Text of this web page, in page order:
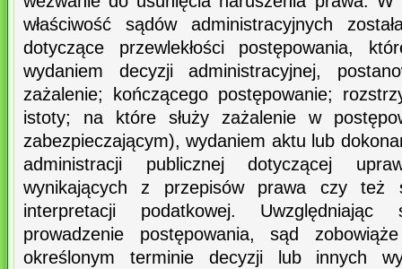
właściwość sądów administracyjnych
dotyczące przewlekłości postępowania,
wydaniem decyzji administracyjnej,
zażalenie; kończącego postępowanie;
istoty; na które służy zażalenie w
zabezpieczającym), wydaniem aktu lub
administracji publicznej dotyczącej
wynikających z przepisów prawa czy też
interpretacji podatkowej.
prowadzenie postępowania, sąd
określonym terminie decyzji lub innych